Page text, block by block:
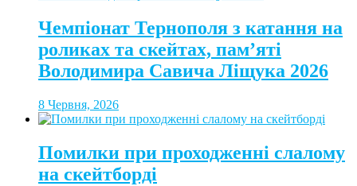
Чемпіонат Тернополя з катання на
роликах та скейтах, пам’яті
Володимира Савича Ліщука 2026
8 Червня, 2026
Помилки при проходженні слалому
на скейтборді